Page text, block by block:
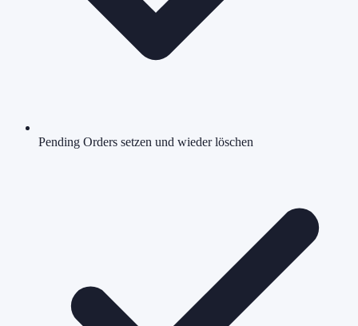
Pending Orders setzen und wieder löschen